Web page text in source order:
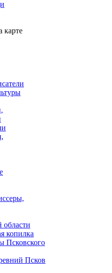
карте
области
копилка
Псковского
Псков